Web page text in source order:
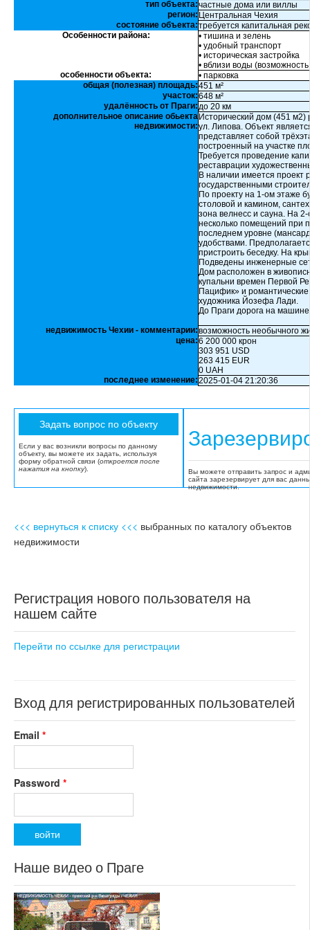
тип объекта:частные дома или виллы
регион: Центральная Чехия
состояние объекта:требуется капитальная
Особенности района:
• тишина и зелень
• удобный транспорт
• историческая застройка
• вблизи воды
особенности объекта:
• парковка
общая (полезная) площадь:451 м²
участок:648 м²
удалённость от Праги:до 20 км
дополнительное описание обьекта
недвижимости:
Исторический дом (451
ул. Липова. Объект
представляет собой
построенный на участке
Требуется проведение
реставрации
В наличии имеется проект
государственными
По проекту на 1-ом этаже
столовой и камином,
зона велнесс и сауна. На
несколько помещений при
последнем уровне
удобствами.
пристроить беседку. На
Подведены инженерные
Дом расположен в
купальни времен Первой
Пацифик» и
художника Йозефа Лади.
До Праги дорога на
недвижимость Чехии - комментарии:возможность необычного
цена:6 200 000 крон
303 951 USD
263 415 EUR
0 UAH
последнее изменение:2025-01-04 21:20:36
Если у вас возникли вопросы по данному
объекту, вы можете их задать, используя
форму обратной связи (откроется после
нажатия на кнопку).
Вы можете отправить запрос и
сайта зарезервирует для вас
недвижимости.
<<< вернуться к списку <<< выбранных по каталогу объектов
недвижимости
Регистрация нового пользователя на
нашем сайте
Перейти по ссылке для регистрации
Вход для регистрированных пользователей
Email *
Password *
Наше видео о Праге